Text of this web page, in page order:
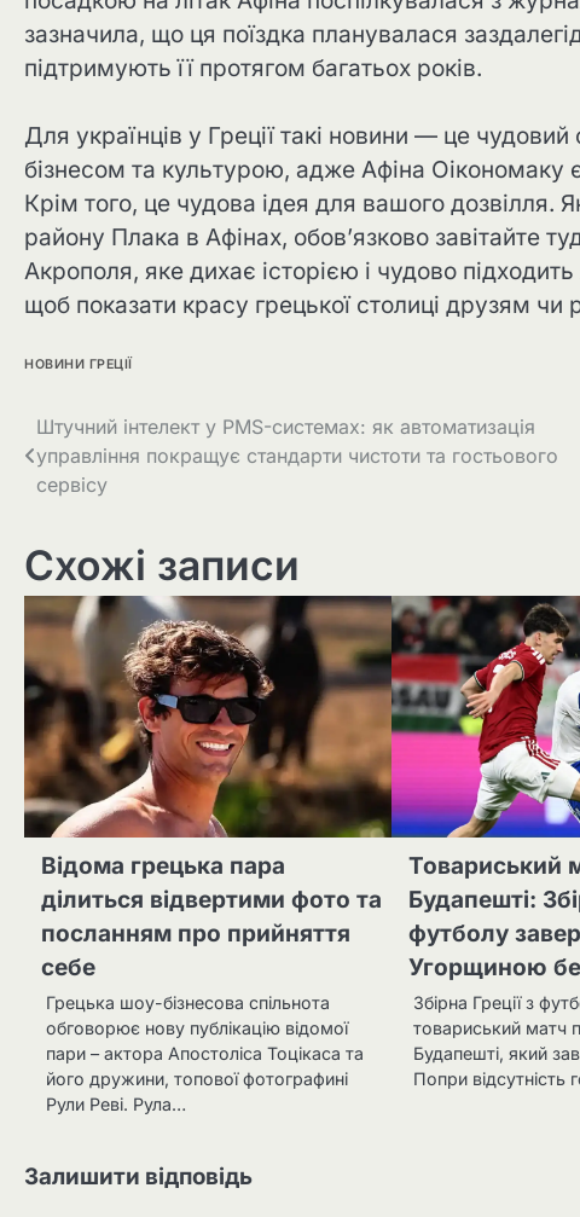
зазначила, що ця поїздка планувалася
підтримують її протягом багатьох років.
Для українців у Греції такі новини — це
бізнесом та культурою, адже Афіна Оікономаку
Крім того, це чудова ідея для вашого
району Плака в Афінах, обов’язково завітайте
Акрополя, яке дихає історією і чудово
щоб показати красу грецької столиці друзям чи
НОВИНИ ГРЕЦІЇ
Штучний інтелект у PMS-системах: як автоматизація
управління покращує стандарти чистоти та гостьового
сервісу
Схожі записи
Відома грецька пара
ділиться відвертими фото та
посланням про прийняття
себе
Грецька шоу-бізнесова спільнота
обговорює нову публікацію відомої
пари – актора Апостоліса Тоцікаса та
його дружини, топової фотографині
Рули Реві. Рула…
Товариський
Будапешті:
футболу
Угорщиною
Збірна Греції з
товариський матч
Будапешті, який
Попри відсутність
Залишити відповідь